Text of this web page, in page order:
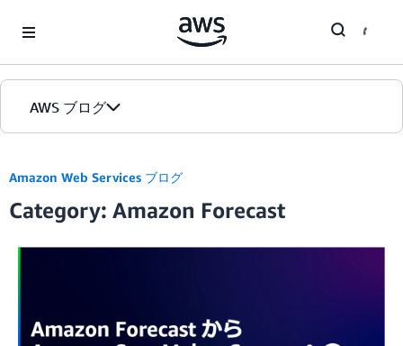
AWS ブログ
カテゴリ
エディション
Amazon Web Services ブログ
Category: Amazon Forecast